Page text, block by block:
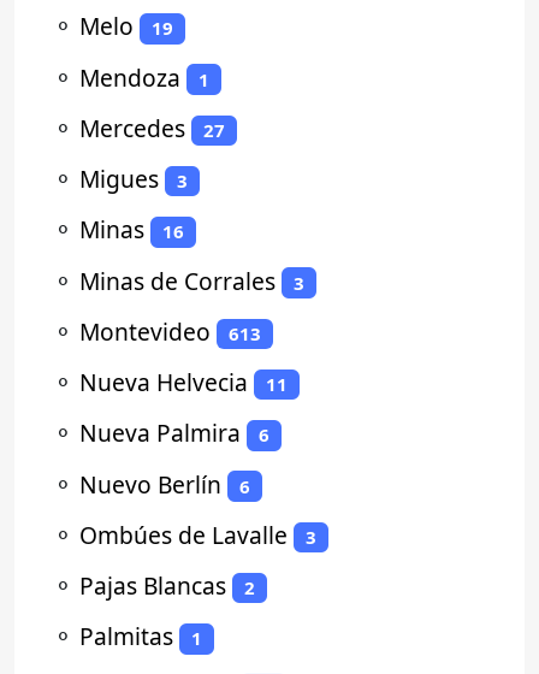
⚬ Melo 19
⚬ Mendoza 1
⚬ Mercedes 27
⚬ Migues 3
⚬ Minas 16
⚬ Minas de Corrales 3
⚬ Montevideo 613
⚬ Nueva Helvecia 11
⚬ Nueva Palmira 6
⚬ Nuevo Berlín 6
⚬ Ombúes de Lavalle 3
⚬ Pajas Blancas 2
⚬ Palmitas 1